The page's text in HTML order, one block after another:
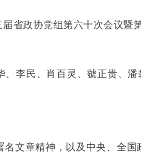
省政协党组第六十次会议暨
李民、肖百灵、虢正贵、
文章精神，以及中央、全